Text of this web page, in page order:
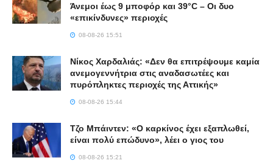
Άνεμοι έως 9 μποφόρ και 39°C – Οι δυο
«επικίνδυνες» περιοχές
08-08-26 15:51
Νίκος Χαρδαλιάς: «Δεν θα επιτρέψουμε καμία
ανεμογεννήτρια στις αναδασωτέες και
πυρόπληκτες περιοχές της Αττικής»
08-08-26 15:44
Τζο Μπάιντεν: «Ο καρκίνος έχει εξαπλωθεί,
είναι πολύ επώδυνο», λέει ο γιος του
08-08-26 15:21